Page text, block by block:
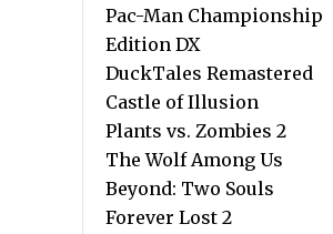
Pac-Man Championship
Edition DX
DuckTales Remastered
Castle of Illusion
Plants vs. Zombies 2
The Wolf Among Us
Beyond: Two Souls
Forever Lost 2